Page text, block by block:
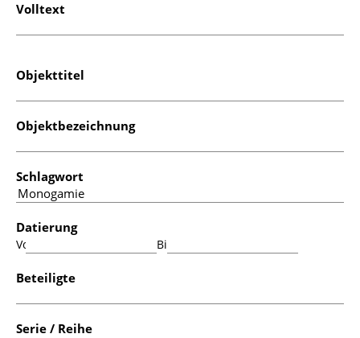
Volltext
Objekttitel
Objektbezeichnung
Schlagwort
Datierung
Von: Bis:
Beteiligte
Serie / Reihe